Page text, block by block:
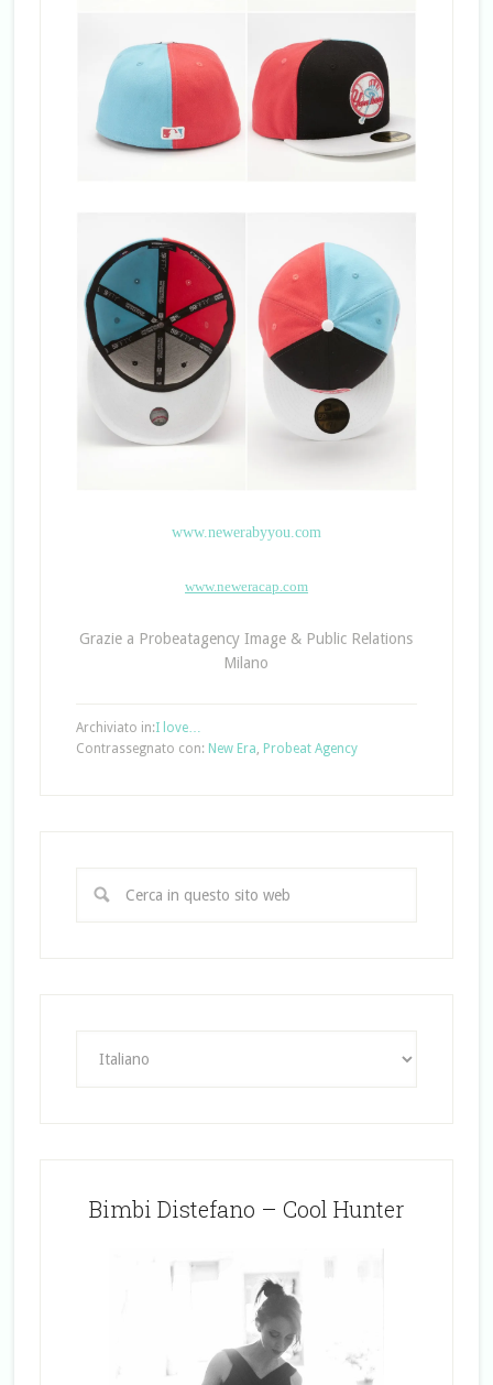
www.newerabyyou.com
www.neweracap.com
Grazie a Probeatagency Image & Public Relations
Milano
Archiviato in:I love…
Contrassegnato con: New Era, Probeat Agency
Bimbi Distefano – Cool Hunter